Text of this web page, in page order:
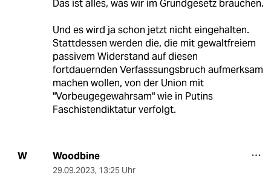
Das ist alles, was wir im Grundgesetz brauchen.
Und es wird ja schon jetzt nicht eingehalten.
Stattdessen werden die, die mit gewaltfreiem
passivem Widerstand auf diesen
fortdauernden Verfasssungsbruch aufmerksam
machen wollen, von der Union mit
"Vorbeugegewahrsam" wie in Putins
Faschistendiktatur verfolgt.
W Woodbine
29.09.2023, 13:25 Uhr